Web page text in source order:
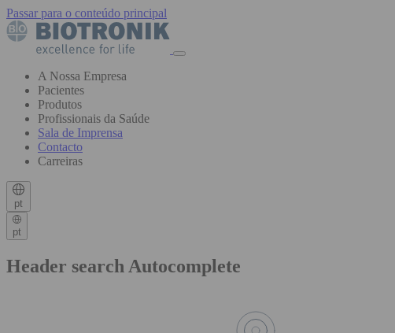
Passar para o conteúdo principal
A Nossa Empresa
Pacientes
Produtos
Profissionais da Saúde
Sala de Imprensa
Contacto
Carreiras
pt
pt
Header search Autocomplete